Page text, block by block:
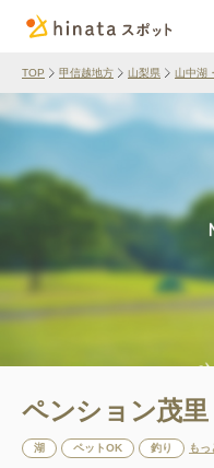
TOP 甲信越地方 山梨県 山中湖
ペンション茂里
湖 ペットOK 釣り もっ